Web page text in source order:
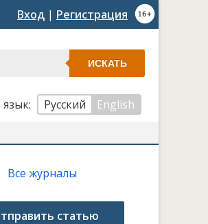
Вход | Регистрация
ИСКАТЬ
Русский
English
Все журналы
статью